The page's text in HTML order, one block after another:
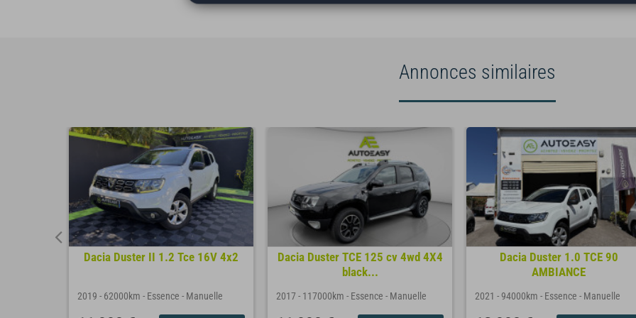
Annonces similaires
Dacia Duster II 1.2 Tce 16V 4x2
2019 - 62000km - Essence - Manuelle
Dacia Duster TCE 125 cv 4wd 4X4
black...
2017- 117000km - Essence - Manuelle
Dacia Duster 1.0 TCE 90
AMBIANCE
2021 - 94000km - Essence - Manuelle